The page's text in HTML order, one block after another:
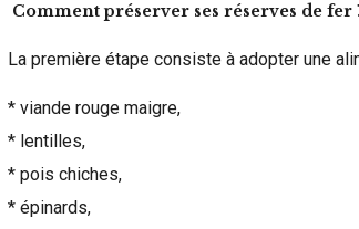
Comment préserver ses réserves de fer
La première étape consiste à adopter une
* viande rouge maigre,
* lentilles,
* pois chiches,
* épinards,